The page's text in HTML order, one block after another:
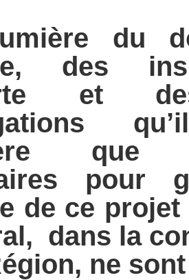
du
des
et
que
pour
de ce
dans la
ne